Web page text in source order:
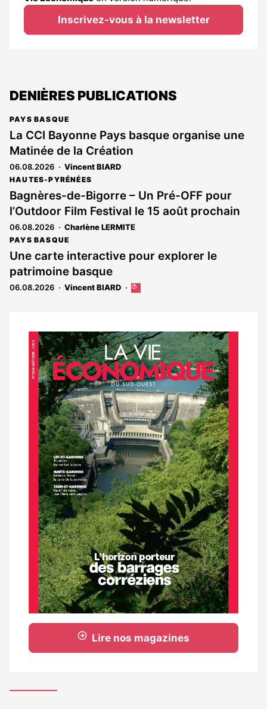
Inscrivez-vous à la newsletter
DENIÈRES PUBLICATIONS
PAYS BASQUE
La CCI Bayonne Pays basque organise une
Matinée de la Création
06.08.2026 Vincent BIARD
HAUTES-PYRÉNÉES
Bagnères-de-Bigorre – Un Pré-OFF pour
l’Outdoor Film Festival le 15 août prochain
06.08.2026 Charlène LERMITE
PAYS BASQUE
Une carte interactive pour explorer le
patrimoine basque
06.08.2026 Vincent BIARD
Cet
aux
abonnés
Notre
dernier
magazine
Lire nos magazines